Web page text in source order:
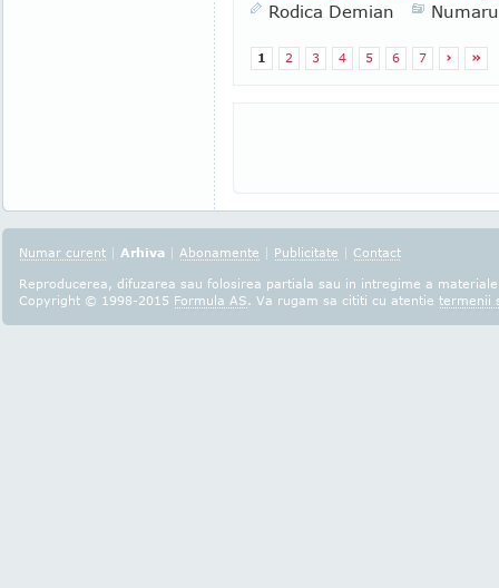
Rodica Demian
1 2 3 4 5 6 7 › »
Numar curent | Arhiva | Abonamente | Publicitate | Contact
Reproducerea, difuzarea sau folosirea partiala sau in intregime a
Copyright © 1998-2015 Formula AS. Va rugam sa cititi cu atentie termenii